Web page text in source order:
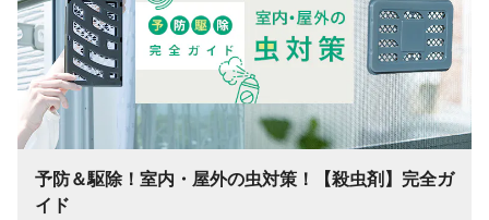
間分)、夜間に1日12時間使用を1週間以上継
続してください。
有効成分
メトフルフリン 540mg/本
予防＆駆除！室内・屋外の虫対策！【殺虫剤】完全ガ
イド